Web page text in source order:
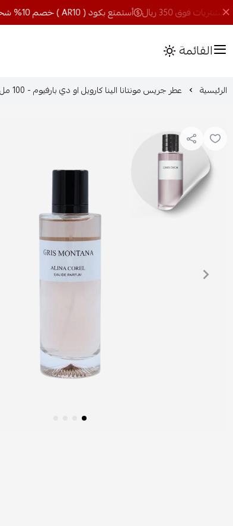
أستمتع بكود ( AR10 ) خصم 10% شحن مجاني للمشتريات فوق 350 ريال
القائمة
الرئيسية عطر جريس مونتانا الينا كارويل او دي بارفيوم - 100 مل